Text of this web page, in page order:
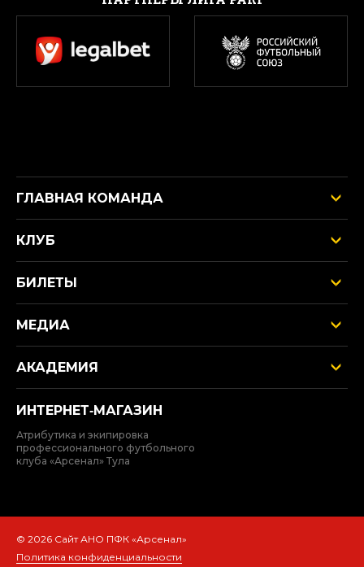
ГЛАВНАЯ КОМАНДА
КЛУБ
БИЛЕТЫ
МЕДИА
АКАДЕМИЯ
ИНТЕРНЕТ‑МАГАЗИН
Атрибутика и экипировка
профессионального футбольного
клуба «Арсенал» Тула
© 2026 Сайт АНО ПФК «Арсенал»
Политика конфиденциальности